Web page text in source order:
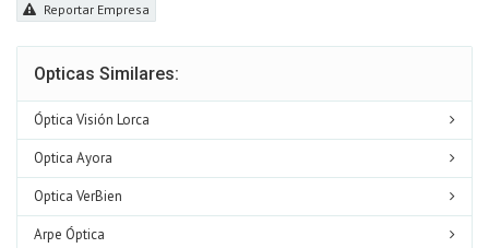
Reportar Empresa
Opticas Similares:
Óptica Visión Lorca
Optica Ayora
Optica VerBien
Arpe Óptica